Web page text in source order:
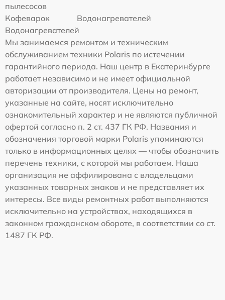
пылесосов
Кофеварок
Водонагревателей
Водонагревателей
Мы занимаемся ремонтом и техническим
обслуживанием техники Polaris по истечении
гарантийного периода. Наш центр в Екатеринбурге
работает независимо и не имеет официальной
авторизации от производителя. Цены на ремонт,
указанные на сайте, носят исключительно
ознакомительный характер и не являются публичной
офертой согласно п. 2 ст. 437 ГК РФ. Названия и
обозначения торговой марки Polaris упоминаются
только в информационных целях — чтобы обозначить
перечень техники, с которой мы работаем. Наша
организация не аффилирована с владельцами
указанных товарных знаков и не представляет их
интересы. Все виды ремонтных работ выполняются
исключительно на устройствах, находящихся в
законном гражданском обороте, в соответствии со ст.
1487 ГК РФ.